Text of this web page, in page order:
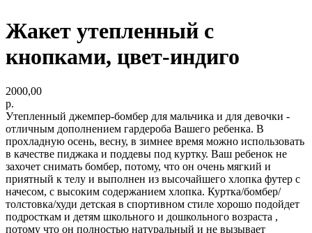
Жакет утепленный с
кнопками, цвет-индиго
2000,00
р.
Утепленный джемпер-бомбер для мальчика и для девочки -
отличным дополнением гардероба Вашего ребенка. В
прохладную осень, весну, в зимнее время можно использовать
в качестве пиджака и поддевы под куртку. Ваш ребенок не
захочет снимать бомбер, потому, что он очень мягкий и
приятный к телу и выполнен из высочайшего хлопка футер с
начесом, с высоким содержанием хлопка. Куртка/бомбер/
толстовка/худи детская в спортивном стиле хорошо подойдет
подросткам и детям школьного и дошкольного возраста ,
потому что он полностью натуральный и не вызывает